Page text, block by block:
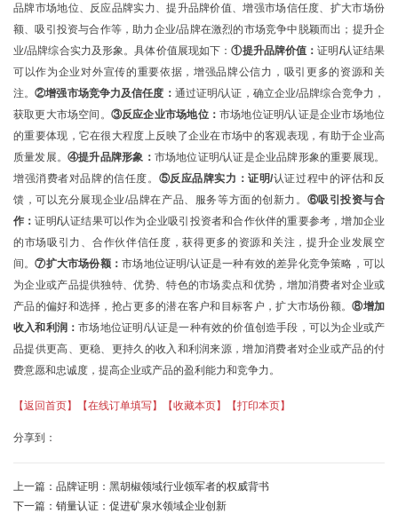
品牌市场地位、反应品牌实力、提升品牌价值、增强市场信任度、扩大市场份
额、吸引投资与合作等，助力企业/品牌在激烈的市场竞争中脱颖而出；提升企
业/品牌综合实力及形象。具体价值展现如下：①提升品牌价值：证明/认证结果
可以作为企业对外宣传的重要依据，增强品牌公信力，吸引更多的资源和关
注。②增强市场竞争力及信任度 ： 通过证明/认证， 确立企业/品牌综合竞争力，
获取更大市场空间 。 ③反应企业市场地位： 市场地位证明/认证是企业市场地位
的重要体现，它在很大程度上反映了企业在市场中的客观表现，有助于企业高
质量发展。④提升品牌形象 ： 市场地位证明/认证是企业品牌形象的重要展现。
增强消费者对品牌的信任度。 ⑤反应品牌实力 ：证明/认证过程中的评估和反
馈，可以充分展现企业/品牌在产品、服务等方面的创新力。 ⑥吸引投资与合
作：证明/认证结果可以作为企业吸引投资者和合作伙伴的重要参考，增加企业
的市场吸引力、合作伙伴信任度，获得更多的资源和关注，提升企业发展空
间。⑦扩大市场份额：市场地位证明/认证是一种有效的差异化竞争策略，可以
为企业或产品提供独特、优势、特色的市场卖点和优势，增加消费者对企业或
产品的偏好和选择，抢占更多的潜在客户和目标客户，扩大市场份额。⑧增加
收入和利润：市场地位证明/认证是一种有效的价值创造手段，可以为企业或产
品提供更高、更稳、更持久的收入和利润来源，增加消费者对企业或产品的付
费意愿和忠诚度，提高企业或产品的盈利能力和竞争力。
【返回首页】 【在线订单填写】 【收藏本页】 【打印本页】
分享到：
上一篇： 品牌证明：黑胡椒领域行业领军者的权威背书
下一篇： 销量认证：促进矿泉水领域企业创新